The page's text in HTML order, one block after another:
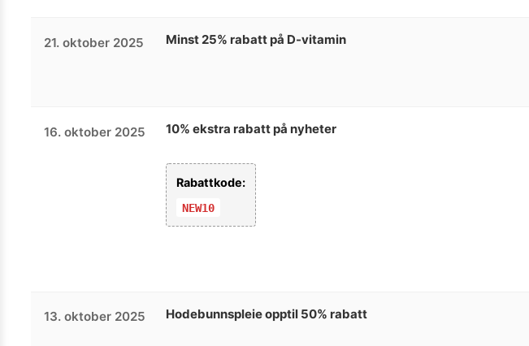
21. oktober 2025 Minst 25% rabatt på D-vitamin
16. oktober 2025 10% ekstra rabatt på nyheter
Rabattkode:
NEW10
13. oktober 2025 Hodebunnspleie opptil 50% rabatt